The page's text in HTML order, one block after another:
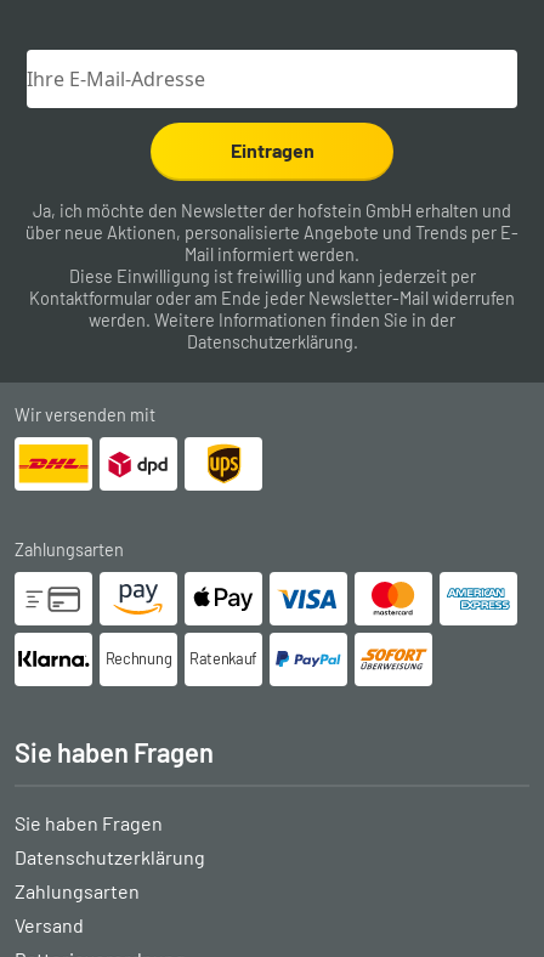
Eintragen
Ja, ich möchte den Newsletter der hofstein GmbH erhalten und
über neue Aktionen, personalisierte Angebote und Trends per E-
Mail informiert werden.
Diese Einwilligung ist freiwillig und kann jederzeit per
Kontaktformular oder am Ende jeder Newsletter-Mail widerrufen
werden. Weitere Informationen finden Sie in der
Datenschutzerklärung.
Wir versenden mit
Zahlungsarten
Rechnung Ratenkauf
Sie haben Fragen
Sie haben Fragen
Datenschutzerklärung
Zahlungsarten
Versand